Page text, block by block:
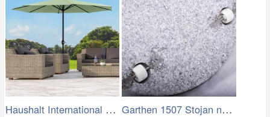
Haushalt International Kovový slunečník… Garthen 1507 Stojan na slunečník …